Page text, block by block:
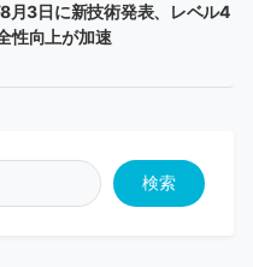
月3日に新技術発表、レベル4
性向上が加速
検索